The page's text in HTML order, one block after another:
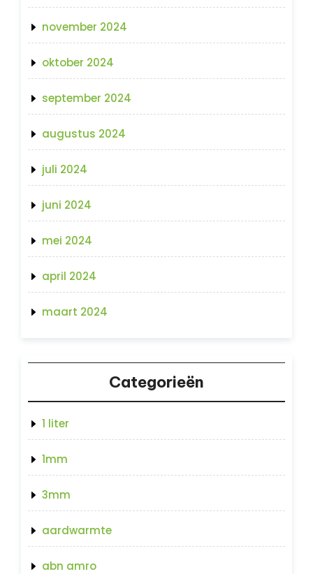
november 2024
oktober 2024
september 2024
augustus 2024
juli 2024
juni 2024
mei 2024
april 2024
maart 2024
Categorieën
1 liter
1mm
3mm
aardwarmte
abn amro